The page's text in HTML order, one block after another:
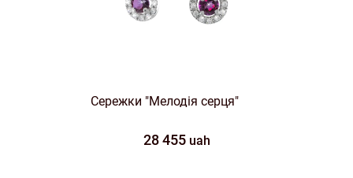
Сережки "Мелодія серця"
28 455 uah